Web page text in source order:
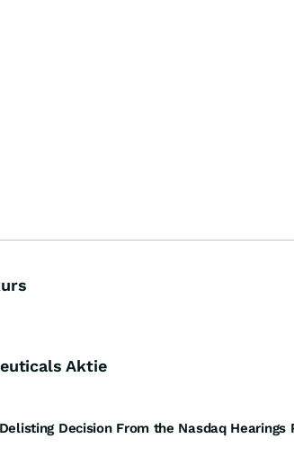
Aktie
Decision From the Nasdaq Hearings